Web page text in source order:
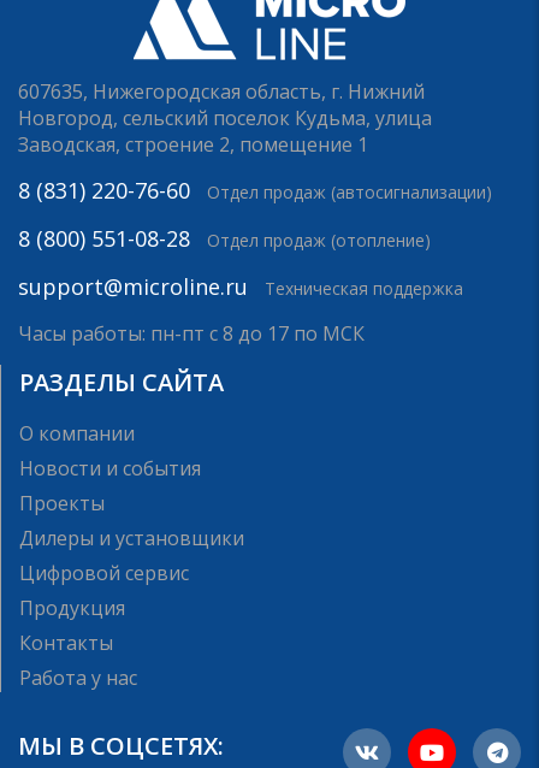
607635, Нижегородская область, г. Нижний
Новгород, сельский поселок Кудьма, улица
Заводская, строение 2, помещение 1
8 (831) 220-76-60 Отдел продаж (автосигнализации)
8 (800) 551-08-28 Отдел продаж (отопление)
support@microline.ru Техническая поддержка
Часы работы: пн-пт с 8 до 17 по МСК
РАЗДЕЛЫ САЙТА
О компании
Новости и события
Проекты
Дилеры и установщики
Цифровой сервис
Продукция
Контакты
Работа у нас
МЫ В СОЦСЕТЯХ: